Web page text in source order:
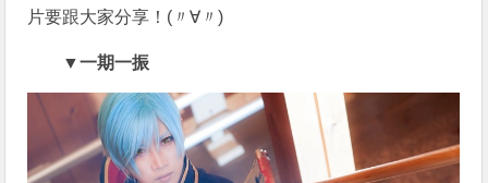
片要跟大家分享！(〃∀〃)
▼一期一振